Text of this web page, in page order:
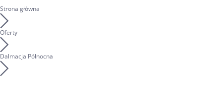
Strona główna
Oferty
Dalmacja Północna